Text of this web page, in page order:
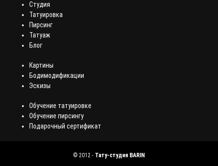
Студия
Татуировка
Пирсинг
Татуаж
Блог
Картины
Бодимодификации
Эскизы
Обучение татуировке
Обучение пирсингу
Подарочный сертификат
© 2012 - Тату-студия BARIN